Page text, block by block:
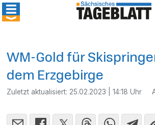
WM-Gold für
dem Erzgebirge
Zuletzt aktualisiert: 25.02.2023 | 14:18 Uhr